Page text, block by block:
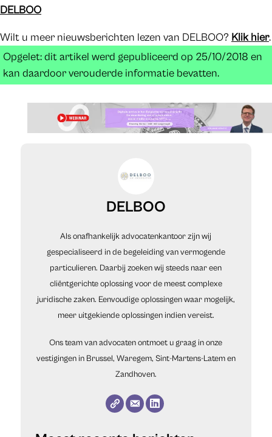
DELBOO
Wilt u meer nieuwsberichten lezen van DELBOO? Klik hier.
Opgelet: dit artikel werd gepubliceerd op 25/10/2018 en
kan daardoor verouderde informatie bevatten.
DELBOO
Als onafhankelijk advocatenkantoor zijn wij
gespecialiseerd in de begeleiding van vermogende
particulieren. Daarbij zoeken wij steeds naar een
cliëntgerichte oplossing voor de meest complexe
juridische zaken. Eenvoudige oplossingen waar mogelijk,
meer uitgekiende oplossingen indien vereist.
Ons team van advocaten ontmoet u graag in onze
vestigingen in Brussel, Waregem, Sint-Martens-Latem en
Zandhoven.